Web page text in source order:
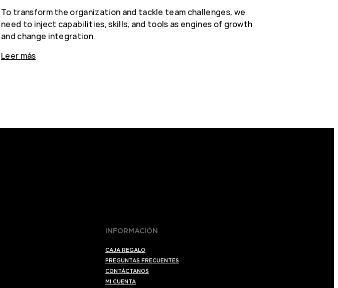
To transform the organization and tackle team challenges, we
need to inject capabilities, skills, and tools as engines of growth
and change integration.
Leer más
INFORMACIÓN
CAJA REGALO
PREGUNTAS FRECUENTES
CONTÁCTANOS
MI CUENTA